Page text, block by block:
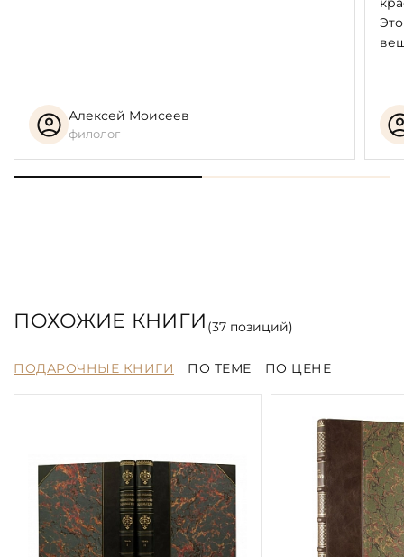
Алексей Моисеев
филолог
ПОХОЖИЕ КНИГИ (37позиций)
ПОДАРОЧНЫЕ КНИГИ ПО ТЕМЕ ПО ЦЕНЕ